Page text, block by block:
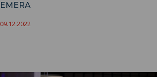
EMERA
09.12.2022